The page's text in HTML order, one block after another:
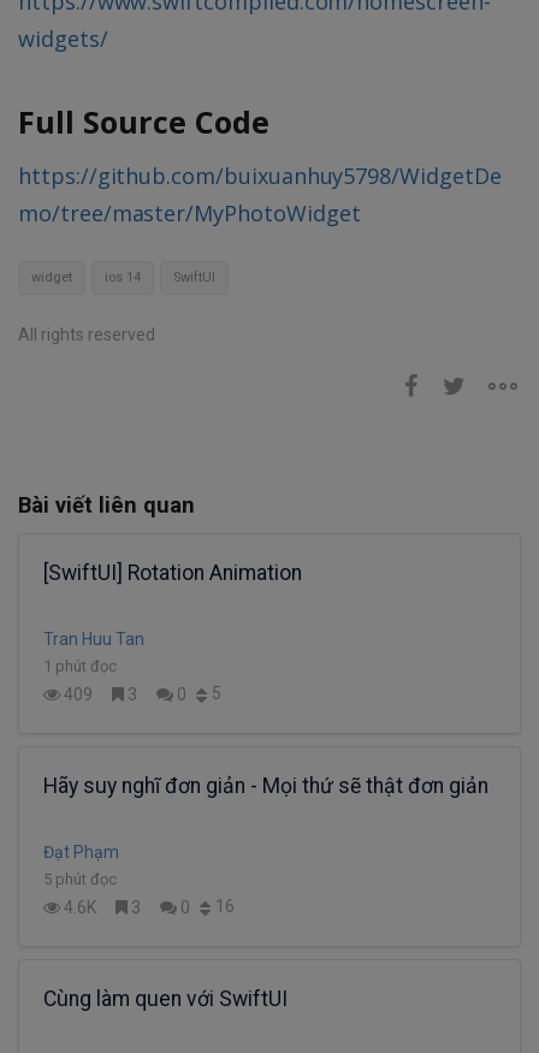
widgets/
Full Source Code
https://github.com/buixuanhuy5798/WidgetDe
mo/tree/master/MyPhotoWidget
widget ios 14 SwiftUI
All rights reserved
Bài viết liên quan
[SwiftUI] Rotation Animation
Tran Huu Tan
1 phút đọc
409 3 0 5
Hãy suy nghĩ đơn giản - Mọi thứ sẽ thật đơn giản
Đạt Phạm
5 phút đọc
4.6K 3 0 16
Cùng làm quen với SwiftUI